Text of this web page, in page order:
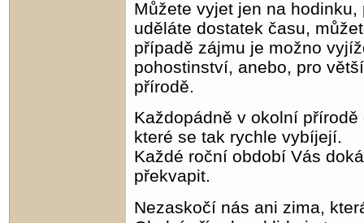
Můžete vyjet jen na
uděláte dostatek času,
případě zájmu je možno
pohostinství, anebo, pro
přírodě.
Každopádně v okolní
které se tak rychle vybíjejí.
Každé roční období Vás
překvapit.
Nezaskočí nás ani zima,